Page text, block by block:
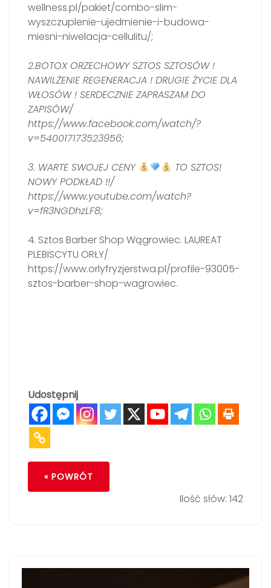
wellness.pl/pakiet/combo-slim-
wyszczuplenie-ujedrnienie-i-budowa-
miesni-niwelacja-cellulitu/;
2.BOTOX ORZECHOWY SZTOS SZTOSÓW !
NAWILŻENIE REGENERACJA ! DRUGIE ŻYCIE DLA
WŁOSÓW ! SERDECZNIE ZAPRASZAM DO
ZAPISÓW/
https://www.facebook.com/watch/?
v=540017173523956;
3. WARTE SWOJEJ CENY
TO SZTOS!
NOWY PODKŁAD !!/
https://www.youtube.com/watch?
v=fR3NGDhzLF8;
4. Sztos Barber Shop Wągrowiec. LAUREAT
PLEBISCYTU ORŁY/
https://www.orlyfryzjerstwa.pl/profile-93005-
sztos-barber-shop-wagrowiec.
Udostępnij
« POWRÓT
Ilość słów: 142